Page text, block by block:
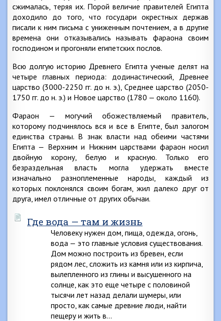
сжималась, теряя их. Порой величие правителей Египта
доходило до того, что государи окрестных держав
писали к ним письма с униженным почтением, а в другие
времена они отказывались называть фараона своим
господином и прогоняли египетских послов.
Всю долгую историю Древнего Египта ученые делят на
четыре главных периода: додинастический, Древнее
царство (3000-2250 гг. до н. э.), Среднее царство (2050-
1750 гг. до н. э.) и Новое царство (1780 — около 1160).
Фараон — могучий обожествляемый правитель,
которому подчинялось вся и все в Египте, был залогом
единства страны. В знак власти над обеими частями
Египта — Верхним и Нижним царствами фараон носил
двойную корону, белую и красную. Только его
безраздельная власть могла удержать вместе
изначально разноплеменные народы, каждый из
которых поклонялся своим богам, жил далеко друг от
друга, имел отличные от других обычаи.
Где вода — там и жизнь
Человеку нужен дом, пища, одежда, огонь,
вода — это главные условия существования.
Дом можно построить из бревен, если
рядом лес, сложить из камня или из кирпича,
вылепленного из глины и высушенного на
солнце, как это еще четыре с половиной
тысячи лет назад делали шумеры, или
просто, как самые древние люди, найти
пещеру и жить в…